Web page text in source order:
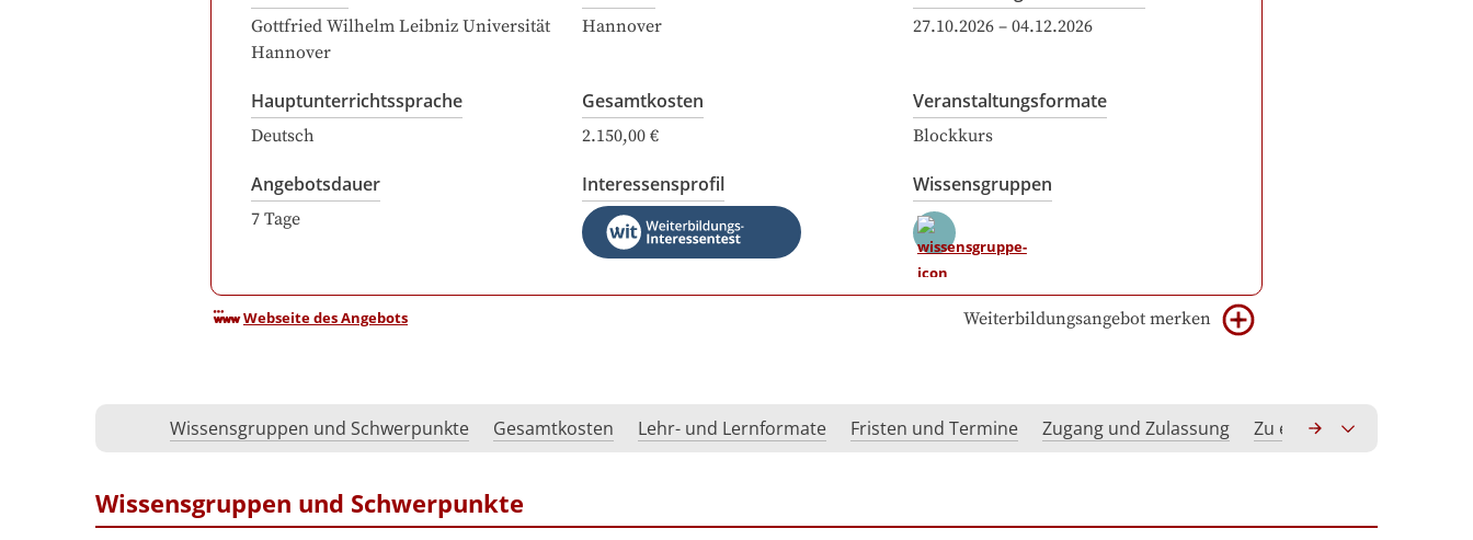
Gottfried Wilhelm Leibniz Universität
Hannover
Hannover 27.10.2026 – 04.12.2026
Hauptunterrichtssprache
Deutsch
Gesamtkosten
2.150,00 €
Veranstaltungsformate
Blockkurs
Angebotsdauer
7 Tage
Interessensprofil Wissensgruppen
Webseite des Angebots Weiterbildungsangebot merken
Wissensgruppen und Schwerpunkte Gesamtkosten Lehr- und Lernformate Fristen und Termine Zugang und Zulassung Zu erwerbende
Wissensgruppen und Schwerpunkte